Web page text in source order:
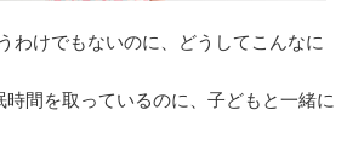
わけでもないのに、どうしてこんなに
時間を取っているのに、子どもと一緒に